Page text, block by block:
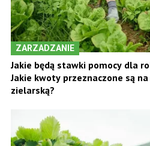
ZARZADZANIE
Jakie będą stawki pomocy dla
Jakie kwoty przeznaczone są
zielarską?